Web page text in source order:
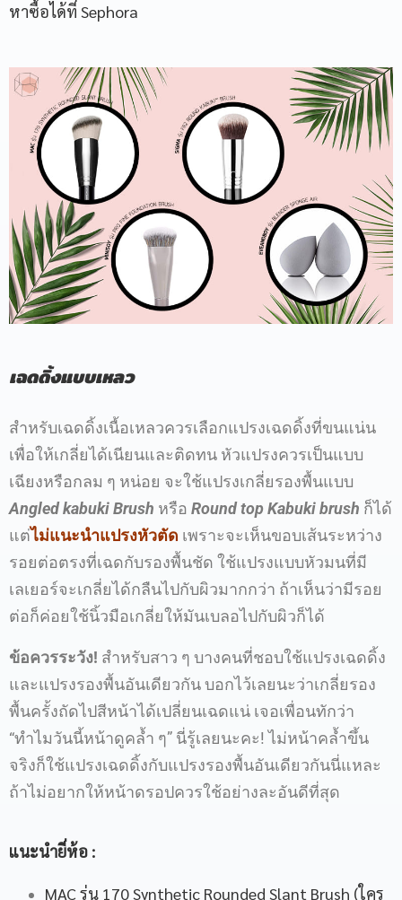
หาซื้อได้ที่ Sephora
เฉดดิ้งแบบเหลว
สำหรับเฉดดิ้งเนื้อเหลวควรเลือกแปรงเฉดดิ้งที่ขนแน่น
เพื่อให้เกลี่ยได้เนียนและติดทน หัวแปรงควรเป็นแบบ
เฉียงหรือกลม ๆ หน่อย จะใช้แปรงเกลี่ยรองพื้นแบบ
Angled kabuki Brush หรือ Round top Kabuki brush ก็ได้
แต่ไม่แนะนำแปรงหัวตัด เพราะจะเห็นขอบเส้นระหว่าง
รอยต่อตรงที่เฉดกับรองพื้นชัด ใช้แปรงแบบหัวมนที่มี
เลเยอร์จะเกลี่ยได้กลืนไปกับผิวมากกว่า ถ้าเห็นว่ามีรอย
ต่อก็ค่อยใช้นิ้วมือเกลี่ยให้มันเบลอไปกับผิวก็ได้
ข้อควรระวัง! สำหรับสาว ๆ บางคนที่ชอบใช้แปรงเฉดดิ้ง
และแปรงรองพื้นอันเดียวกัน บอกไว้เลยนะว่าเกลี่ยรอง
พื้นครั้งถัดไปสีหน้าได้เปลี่ยนเฉดแน่ เจอเพื่อนทักว่า
“ทำไมวันนี้หน้าดูคล้ำ ๆ” นี่รู้เลยนะคะ! ไม่หน้าคล้ำขึ้น
จริงก็ใช้แปรงเฉดดิ้งกับแปรงรองพื้นอันเดียวกันนี่แหละ
ถ้าไม่อยากให้หน้าดรอปควรใช้อย่างละอันดีที่สุด
แนะนำยี่ห้อ :
MAC รุ่น 170 Synthetic Rounded Slant Brush (ใคร